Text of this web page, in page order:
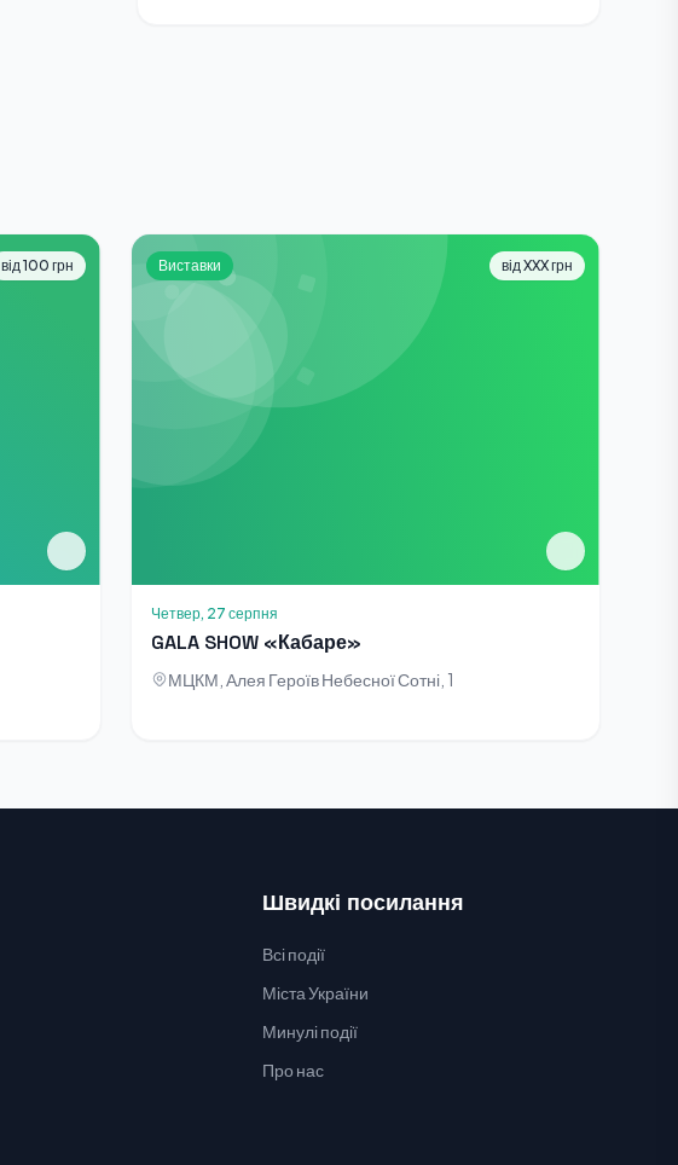
від 100 грн Виставки від XXX грн
Четвер, 27 серпня
GALA SHOW «Кабаре»
МЦКМ, Алея Героїв Небесної Сотні, 1
Швидкі посилання
Всі події
Міста України
Минулі події
Про нас